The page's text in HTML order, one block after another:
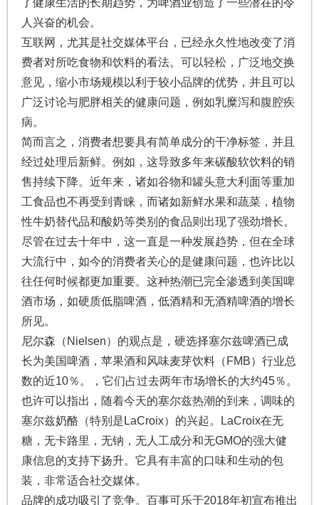
了健康生活的长期趋势，为啤酒业创造了一些潜在的令
人兴奋的机会。
互联网，尤其是社交媒体平台，已经永久性地改变了消
费者对所吃食物和饮料的看法。可以轻松，广泛地交换
意见，缩小市场规模以利于较小品牌的优势，并且可以
广泛讨论与肥胖相关的健康问题，例如乳糜泻和腹腔疾
病。
简而言之，消费者想要具有简单成分的干净标签，并且
经过处理后新鲜。例如，这导致多年来碳酸软饮料的销
售持续下降。近年来，诸如谷物和罐头意大利面等重加
工食品也不再受到青睐，而诸如新鲜水果和蔬菜，植物
性牛奶替代品和酸奶等类别的食品则出现了强劲增长。
尽管在过去十年中，这一直是一种发展趋势，但在全球
大流行中，如今的消费者关心的是健康问题，也许比以
往任何时候都更加重要。这种热潮已完全渗透到美国啤
酒市场，如硬质低脂啤酒，低酒精和无酒精啤酒的增长
所见。
尼尔森（Nielsen）的观点是，硬选择塞尔兹啤酒已成
长为美国啤酒，苹果酒和风味麦芽饮料（FMB）行业总
数的近10％。，它们占过去两年市场增长的大约45％。
也许可以指出，随着今天的塞尔兹热潮的到来，调味的
塞尔兹奶酪（特别是LaCroix）的兴起。LaCroix在无
糖，无卡路里，无钠，无人工成分和无GMO的强大健
康信息的支持下扬升。它具有丰富的口味和生动的包
装，非常适合社交媒体。
品牌的成功吸引了竞争。百事可乐于2018年初宣布推出